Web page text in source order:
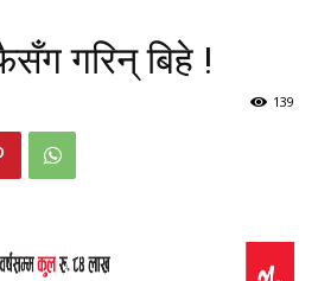
गरिन् बिहे !
139